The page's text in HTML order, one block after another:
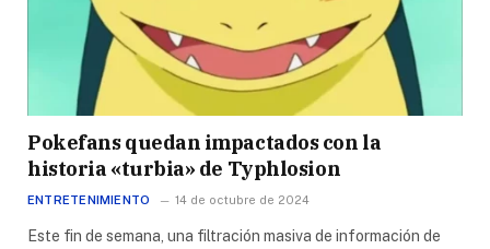
Pokefans quedan impactados con la
historia «turbia» de Typhlosion
ENTRETENIMIENTO 14 de octubre de 2024
Este fin de semana, una filtración masiva de información de